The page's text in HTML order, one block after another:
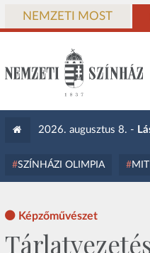
NEMZETI MOST
2026. augusztus 8. -
SZÍNHÁZI OLIMPIA
Képzőművészet